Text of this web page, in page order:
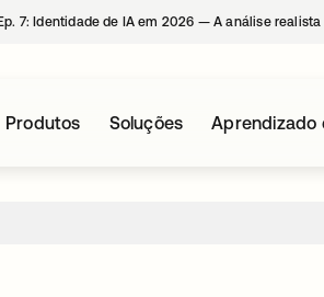
7: Identidade de IA em 2026 — A análise
Produtos Soluções Aprendizado